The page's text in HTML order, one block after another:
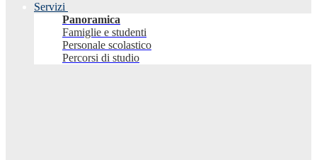
Servizi
Panoramica
Famiglie e studenti
Personale scolastico
Percorsi di studio